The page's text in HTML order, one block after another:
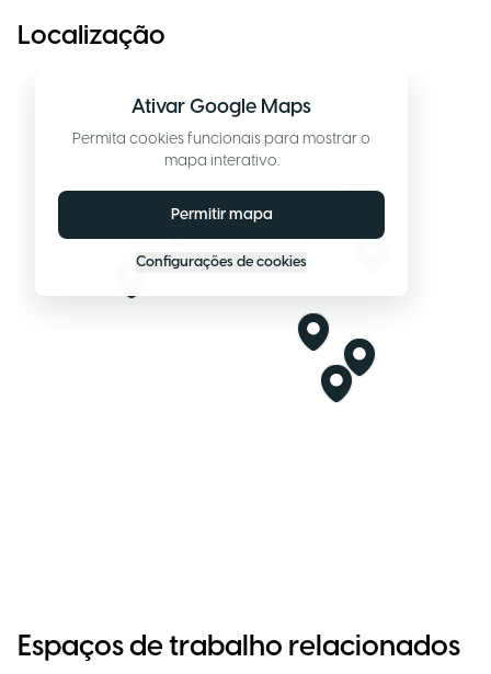
Localização
Ativar Google Maps
Permita cookies funcionais para mostrar o
mapa interativo.
Permitir mapa
Configurações de cookies
Espaços de trabalho relacionados